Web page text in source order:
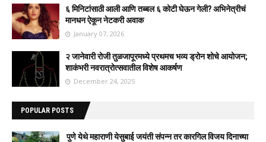
६ मिनिटांसाठी आली आणि तब्बल ६ कोटी घेऊन गेली? अभिनेत्रीचं
मानधन ऐकून नेटकरी अवाक
January 07, 2026
२ जानेवारी रोजी तुळजापूरमध्ये प्रथमच भव्य ड्रोन शोचे आयोजन;
शाकंभरी नवरात्रोत्सवातील विशेष आकर्षण
December 24, 2025
POPULAR POSTS
पुणे येथे महाराणी येसुबाई जयंती संपन्न तर कारगिल विजय दिनाच्या